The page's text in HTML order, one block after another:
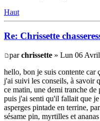
Haut
Re: Chrissette
parchrissette » Lun 06
hello, bon je suis contente car
j'ai suivi les conseils, à savoir
ce matin, une demi tranche
puis j'ai senti qu'il fallait que je
asperges pintade en terrine,
sésame pin, myrtilles et